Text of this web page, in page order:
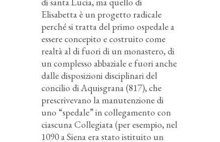
Elisabetta è un progetto radicale
perché si tratta del primo ospedale a
essere concepito e costruito come
realtà al di fuori di un monastero, di
un complesso abbaziale e fuori anche
dalle disposizioni disciplinari del
concilio di Aquisgrana (817), che
prescrivevano la manutenzione di
uno “spedale” in collegamento con
ciascuna Collegiata (per esempio, nel
1090 a Siena era stato istituito un